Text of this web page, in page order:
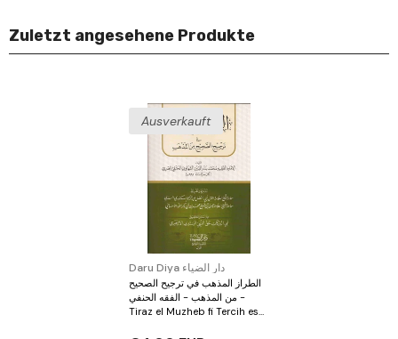
Zuletzt angesehene Produkte
Ausverkauft
Verkäufer: Daru Diya دار الضياء
الطراز المذهب في ترجيح الصحيح
من المذهب - الفقه الحنفي -
Tiraz el Muzheb fi Tercih es